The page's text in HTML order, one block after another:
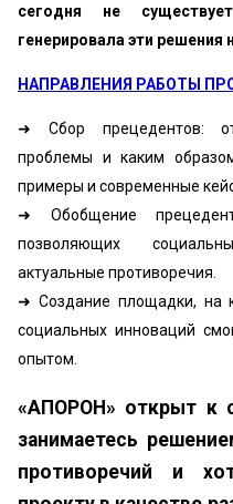
сегодня не
генерировала эти решения
НАПРАВЛЕНИЯ РАБОТЫ
➜ Сбор прецедентов:
проблемы и каким
примеры и современные
➜ Обобщение
позволяющих
актуальные противоречия.
➜ Создание площадки, на
социальных инноваций
опытом.
«АПОРОН» открыт к
занимаетесь
противоречий и